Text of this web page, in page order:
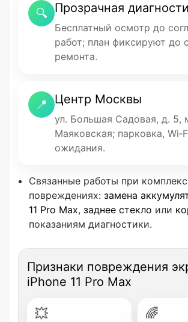
🔍 Прозрачная
Бесплатный осмотр до
работ; план фиксируют до
ремонта.
📍 Центр Москвы
ул. Большая Садовая, д. 5,
Маяковская; парковка,
ожидания.
Связанные работы при
повреждениях: замена
11 Pro Max, заднее стекло или
показаниям диагностики.
Признаки повреждения
iPhone 11 Pro Max
💥 🌈